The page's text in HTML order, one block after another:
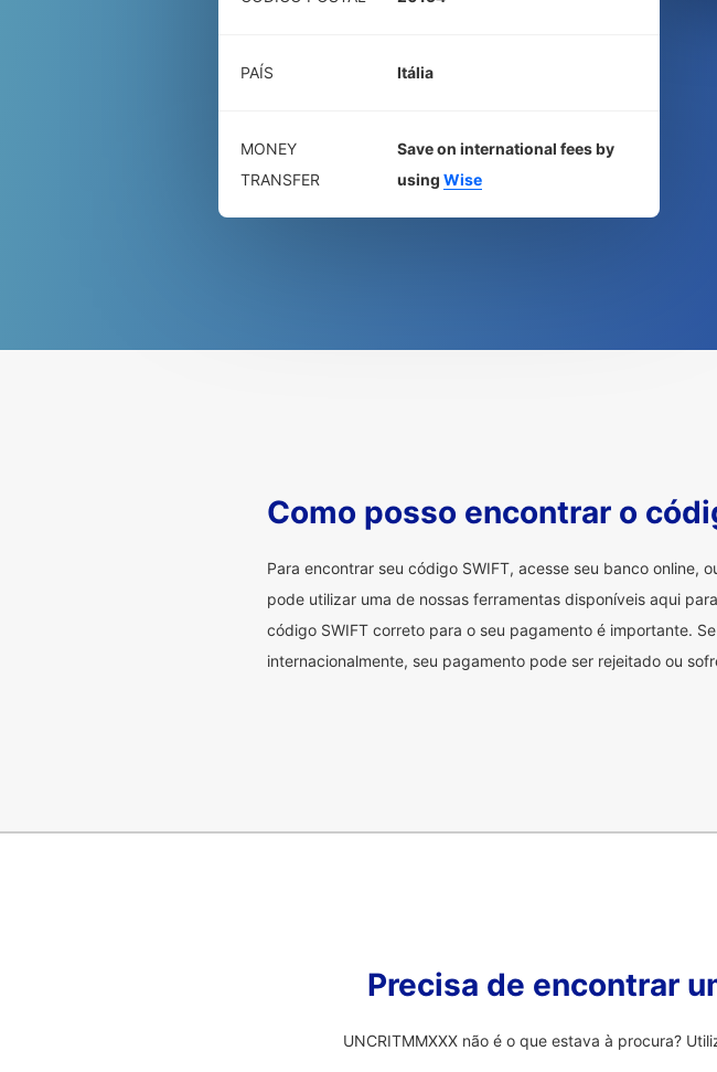
PAÍS Itália
MONEY
TRANSFER
Save on international fees by
using Wise
Como posso encontrar o
Para encontrar seu código SWIFT, acesse seu banco online,
pode utilizar uma de nossas ferramentas disponíveis aqui
código SWIFT correto para o seu pagamento é importante.
internacionalmente, seu pagamento pode ser rejeitado ou
Precisa de encontrar
UNCRITMMXXX não é o que estava à procura?